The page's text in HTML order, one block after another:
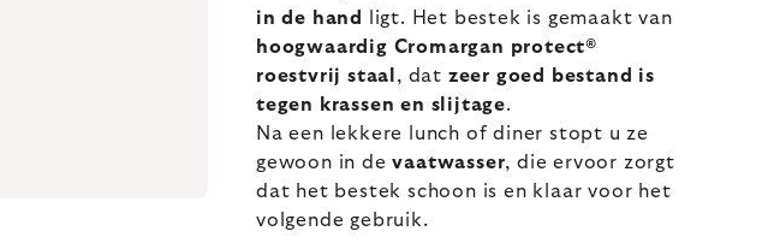
in de hand
ligt. Het bestek is gemaakt van
hoogwaardig Cromargan protect®
roestvrij staal , dat zeer goed bestand is
tegen krassen en slijtage.
Na een lekkere lunch of diner stopt u ze
gewoon in devaatwasser, die ervoor zorgt
dat het bestek schoon is en klaar voor het
volgende gebruik.